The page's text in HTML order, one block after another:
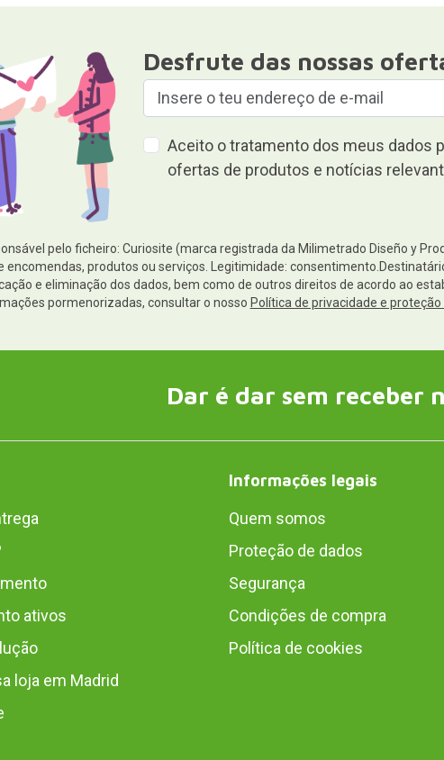
Desfrute das nossas
Aceito o tratamento dos meus dados
ofertas de produtos e notícias
pelo ficheiro: Curiosite (marca registrada da Milimetrado Diseño y
encomendas, produtos ou serviços. Legitimidade:
e eliminação dos dados, bem como de outros direitos de acordo ao
pormenorizadas, consultar o nosso Política de privacidade e proteção
Dar é dar sem receber
ativos
loja em Madrid
Informações legais
Quem somos
Proteção de dados
Segurança
Condições de compra
Política de cookies